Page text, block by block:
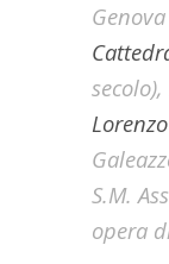
Lorenzo
S.M.
opera